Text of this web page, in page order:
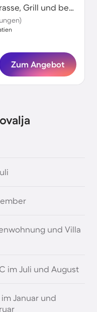
Schönes Apartment mit Terrasse, Grill und beheiztem Pool | Meerblick | Hunde erlaubt
Zum Angebot
und Villa
im Juli und August
im Januar und